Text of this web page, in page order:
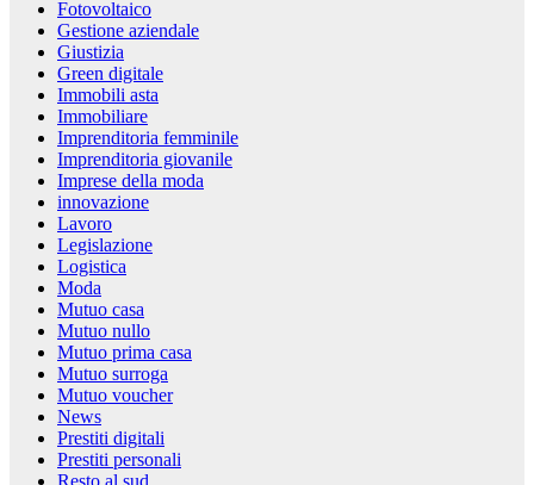
Fotovoltaico
Gestione aziendale
Giustizia
Green digitale
Immobili asta
Immobiliare
Imprenditoria femminile
Imprenditoria giovanile
Imprese della moda
innovazione
Lavoro
Legislazione
Logistica
Moda
Mutuo casa
Mutuo nullo
Mutuo prima casa
Mutuo surroga
Mutuo voucher
News
Prestiti digitali
Prestiti personali
Resto al sud